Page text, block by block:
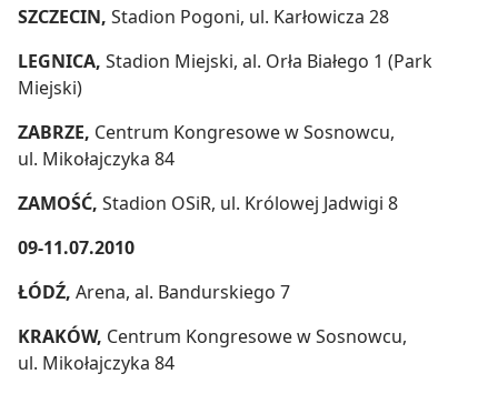
SZCZECIN, Stadion Pogoni, ul. Karłowicza 28
LEGNICA, Stadion Miejski, al. Orła Białego 1 (Park
Miejski)
ZABRZE, Centrum Kongresowe w Sosnowcu,
ul. Mikołajczyka 84
ZAMOŚĆ, Stadion OSiR, ul. Królowej Jadwigi 8
09-11.07.2010
ŁÓDŹ, Arena, al. Bandurskiego 7
KRAKÓW, Centrum Kongresowe w Sosnowcu,
ul. Mikołajczyka 84